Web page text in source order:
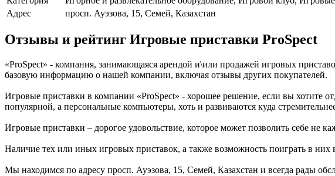
Адрес
просп. Ауэзова, 15, Семей, Казахстан
Отзывы и рейтинг Игровые приставки ProSpect
«ProSpect» - компания, занимающаяся арендой и\или продажей игровых
базовую информацию о нашей компании, включая отзывы других покупателей.
Игровые приставки в компании «ProSpect» - хорошее решение, если вы хотите
популярной, а персональные компьютеры, хоть и развиваются куда
Игровые приставки – дорогое удовольствие, которое может позволить себе не
Наличие тех или иных игровых приставок, а также возможность поиграть в
Мы находимся по адресу просп. Ауэзова, 15, Семей, Казахстан и всегда рады